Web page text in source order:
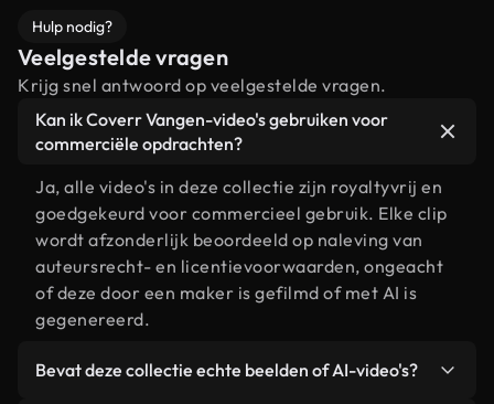
Hulp nodig?
Veelgestelde vragen
Krijg snel antwoord op veelgestelde vragen.
Kan ik Coverr Vangen-video's gebruiken voor
commerciële opdrachten?
Ja, alle video's in deze collectie zijn royaltyvrij en
goedgekeurd voor commercieel gebruik. Elke clip
wordt afzonderlijk beoordeeld op naleving van
auteursrecht- en licentievoorwaarden, ongeacht
of deze door een maker is gefilmd of met AI is
gegenereerd.
Bevat deze collectie echte beelden of AI-video's?